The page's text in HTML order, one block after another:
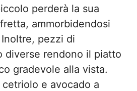
perderà la sua
ammorbidendosi
pezzi di
diverse rendono il piatto
gradevole alla vista.
e avocado a